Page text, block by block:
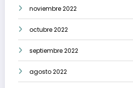
noviembre 2022
octubre 2022
septiembre 2022
agosto 2022